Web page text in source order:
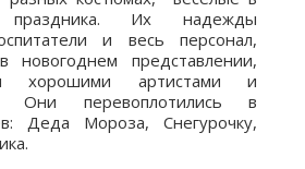
праздника. Их надежды
и весь персонал,
новогоднем представлении,
хорошими артистами и
Они перевоплотились в
Деда Мороза, Снегурочку,